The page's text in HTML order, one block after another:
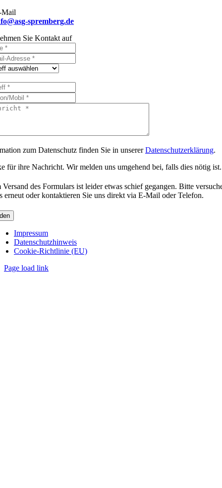
Mail
spremberg.de
Sie Kontakt auf
zum Datenschutz finden Sie in unsererDatenschutzerklärung.
für ihre Nachricht. Wir melden uns umgehend bei, falls dies nötig ist.
Versand des Formulars ist leider etwas schief gegangen. Bitte
erneut oder kontaktieren Sie uns direkt via E-Mail oder Telefon.
Impressum
Datenschutzhinweis
Cookie-Richtlinie (EU)
Page load link